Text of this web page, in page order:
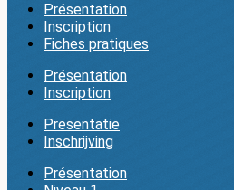
Présentation
Inscription
Fiches pratiques
Présentation
Inscription
Presentatie
Inschrijving
Présentation